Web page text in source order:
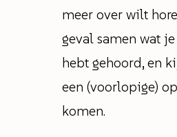
meer over wilt
geval samen wat
hebt gehoord, en
een (voorlopige)
komen.